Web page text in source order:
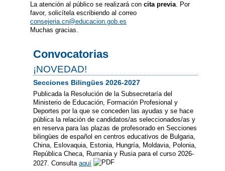
La atención al público se realizará con cita previa. Por
favor, solicítela escribiendo al correo
consejeria.cn@educacion.gob.es
Muchas gracias.
Convocatorias
¡NOVEDAD!
Secciones Bilingües 2026-2027
Publicada la Resolución de la Subsecretaría del
Ministerio de Educación, Formación Profesional y
Deportes por la que se conceden las ayudas y se hace
pública la relación de candidatos/as seleccionados/as y
en reserva para las plazas de profesorado en Secciones
bilingües de español en centros educativos de Bulgaria,
China, Eslovaquia, Estonia, Hungría, Moldavia, Polonia,
República Checa, Rumania y Rusia para el curso 2026-
2027. Consulta aquí